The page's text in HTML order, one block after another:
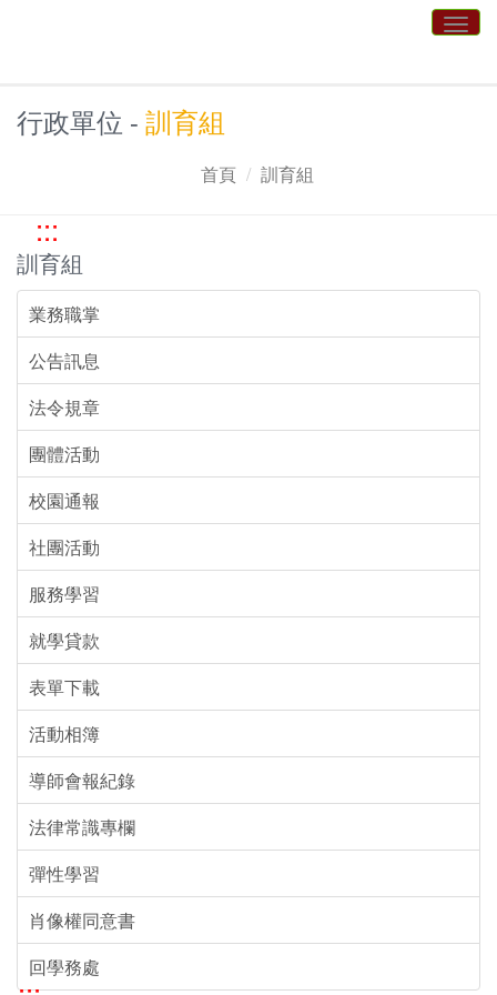
行政單位 - 訓育組
首頁 訓育組
:::
訓育組
業務職掌
公告訊息
法令規章
團體活動
校園通報
社團活動
服務學習
就學貸款
表單下載
活動相簿
導師會報紀錄
法律常識專欄
彈性學習
肖像權同意書
回學務處
報名
分眾